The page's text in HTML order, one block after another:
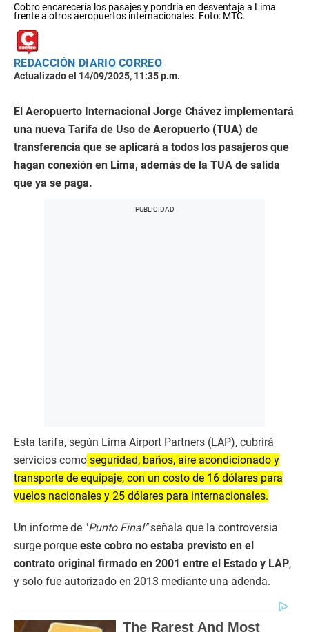
Cobro encarecería los pasajes y pondría en desventaja a Lima
frente a otros aeropuertos internacionales. Foto: MTC.
REDACCIÓN DIARIO CORREO
Actualizado el 14/09/2025, 11:35 p.m.
El Aeropuerto Internacional Jorge Chávez implementará
una nueva Tarifa de Uso de Aeropuerto (TUA) de
transferencia que se aplicará a todos los pasajeros que
hagan conexión en Lima, además de la TUA de salida
que ya se paga.
Esta tarifa, según Lima Airport Partners (LAP), cubrirá
servicios como seguridad, baños, aire acondicionado y
transporte de equipaje, con un costo de 16 dólares para
vuelos nacionales y 25 dólares para internacionales.
Un informe de "Punto Final"señala que la controversia
surge porque este cobro no estaba previsto en el
contrato original firmado en 2001 entre el Estado y LAP,
y solo fue autorizado en 2013 mediante una adenda.